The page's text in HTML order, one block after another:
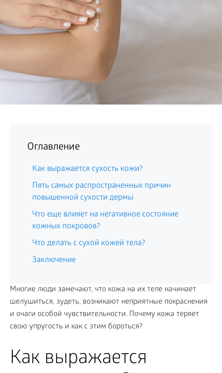
Оглавление
Как выражается сухость кожи?
Пять самых распространенных причин
повышенной сухости дермы
Что еще влияет на негативное состояние
кожных покровов?
Что делать с сухой кожей тела?
Заключение
Многие люди замечают, что кожа на их теле начинает
шелушиться, зудеть, возникают неприятные покраснения
и очаги особой чувствительности. Почему кожа теряет
свою упругость и как с этим бороться?
Как выражается